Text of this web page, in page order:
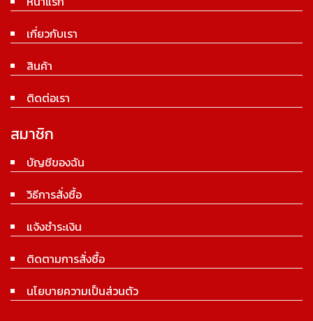
เกี่ยวกับเรา
สินค้า
ติดต่อเรา
สมาชิก
บัญชีของฉัน
วิธีการสั่งซื้อ
แจ้งชำระเงิน
ติดตามการสั่งซื้อ
นโยบายความเป็นส่วนตัว